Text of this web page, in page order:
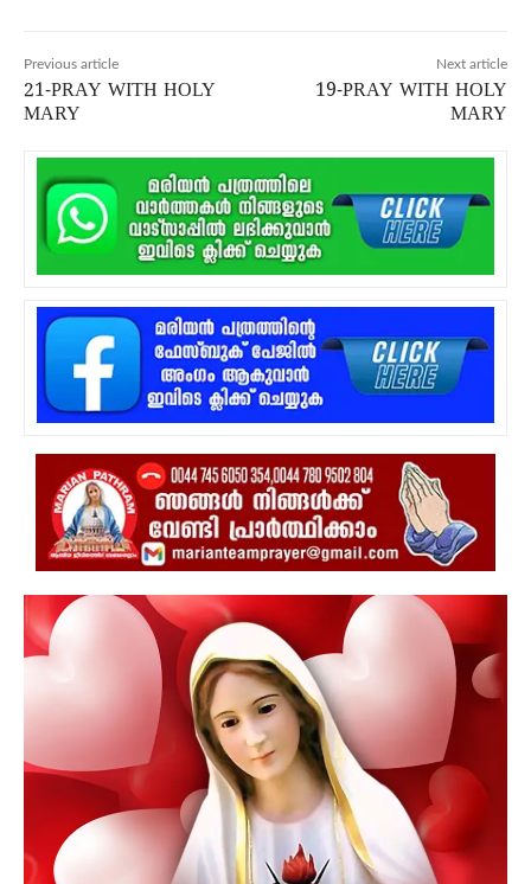
Previous article
21-PRAY WITH HOLY
MARY
Next article
19-PRAY WITH HOLY
MARY